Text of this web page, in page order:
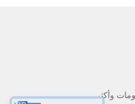
وأكثر.